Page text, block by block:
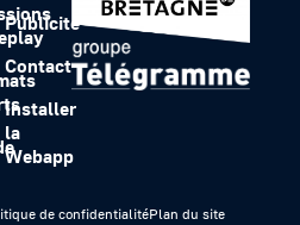
Publicité
Contact
Installer
la
Webapp
de confidentialitéPlan du site